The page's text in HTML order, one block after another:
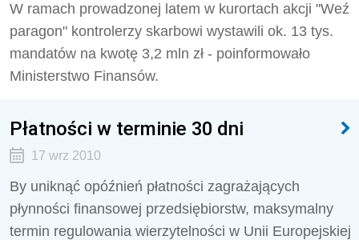
W ramach prowadzonej latem w kurortach akcji "Weź
paragon" kontrolerzy skarbowi wystawili ok. 13 tys.
mandatów na kwotę 3,2 mln zł - poinformowało
Ministerstwo Finansów.
Płatności w terminie 30 dni
17 wrz 2010
By uniknąć opóźnień płatności zagrażających
płynności finansowej przedsiębiorstw, maksymalny
termin regulowania wierzytelności w Unii Europejskiej